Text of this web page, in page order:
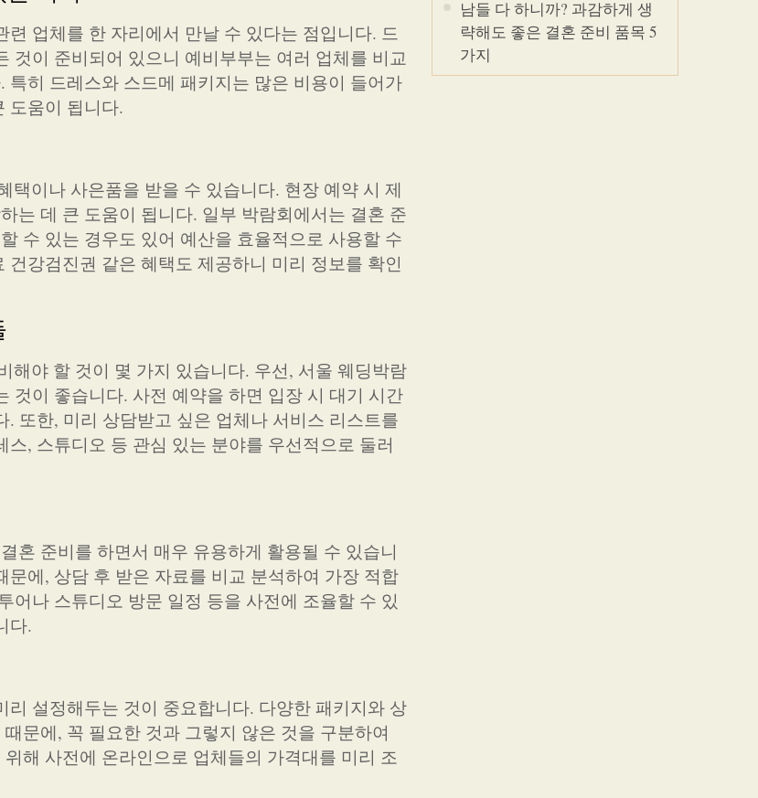
업체를 한 자리에서 만날 수 있다는 점입니다. 드
것이 준비되어 있으니 예비부부는 여러 업체를 비교
히 드레스와 스드메 패키지는 많은 비용이 들어가
도움이 됩니다.
이나 사은품을 받을 수 있습니다. 현장 예약 시 제
는 데 큰 도움이 됩니다. 일부 박람회에서는 결혼 준
수 있는 경우도 있어 예산을 효율적으로 사용할 수
강검진권 같은 혜택도 제공하니 미리 정보를 확인
야 할 것이 몇 가지 있습니다. 우선, 서울 웨딩박람
것이 좋습니다. 사전 예약을 하면 입장 시 대기 시간
또한, 미리 상담받고 싶은 업체나 서비스 리스트를
, 스튜디오 등 관심 있는 분야를 우선적으로 둘러
혼 준비를 하면서 매우 유용하게 활용될 수 있습니
에, 상담 후 받은 자료를 비교 분석하여 가장 적합
어나 스튜디오 방문 일정 등을 사전에 조율할 수 있
다.
설정해두는 것이 중요합니다. 다양한 패키지와 상
문에, 꼭 필요한 것과 그렇지 않은 것을 구분하여
해 사전에 온라인으로 업체들의 가격대를 미리 조
남들 다 하니까? 과감하게 생
략해도 좋은 결혼 준비 품목 5
가지